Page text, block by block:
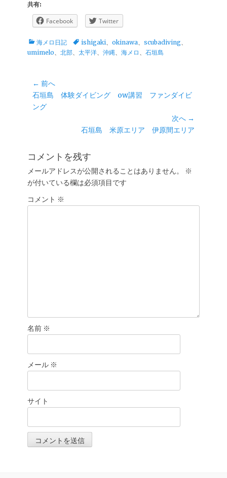
共有:
Facebook Twitter
カ
テ
海メロ日記
タ
グ
ishigaki、 okinawa、 scubadiving、
umimelo、 北部、 太平洋、 沖縄、 海メロ 、 石垣島
投
稿
ナ
シ
ョ
ン
← 前へ
前
の
石垣島 体験ダイビング ow講習 ファンダイビ
ング
次へ →
投
石垣島 米原エリア 伊原間エリア
コメントを残す
メールアドレスが公開されることはありません。
※
が付いている欄は必須項目です
コメント ※
名前 ※
メール ※
サイト